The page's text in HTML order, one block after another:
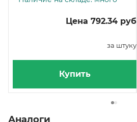
Цена 792.34 руб
за штуку
Купить
Аналоги